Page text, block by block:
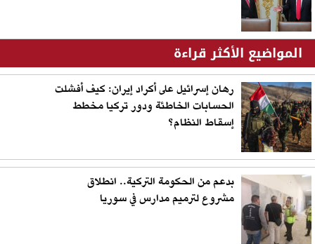
المواضيع الأكثر قراءة
رهان إسرائيل على أكراد إيران: كيف أفشلت
الحسابات الخاطئة ودور تركيا مخطط
إسقاط النظام؟
بدعم من الحكومة التركية.. انطلاق
مشروع لترميم مدارس في سوريا